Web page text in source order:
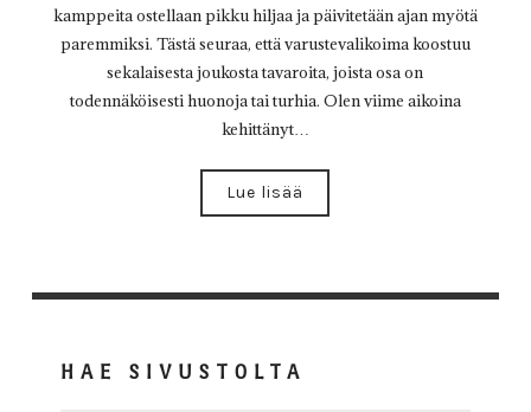
kamppeita ostellaan pikku hiljaa ja päivitetään ajan myötä
paremmiksi. Tästä seuraa, että varustevalikoima koostuu
sekalaisesta joukosta tavaroita, joista osa on
todennäköisesti huonoja tai turhia. Olen viime aikoina
kehittänyt…
Lue lisää
HAE SIVUSTOLTA